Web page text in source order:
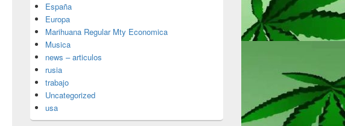
España
Europa
Marihuana Regular Mty Economica
Musica
news – articulos
rusia
trabajo
Uncategorized
usa